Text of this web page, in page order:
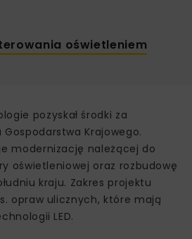
oświetleniem
pozyskał środki za
Krajowego.
modernizację należącej do
oświetleniowej oraz rozbudowę
kraju. Zakres projektu
opraw ulicznych, które mają
LED.